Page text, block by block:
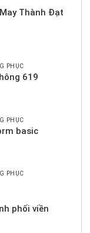
Thành Đạt
PHỤC
619
PHỤC
basic
PHỤC
phối viền